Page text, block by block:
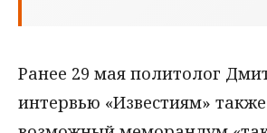
Ранее 29 мая политолог
интервью «Известиям»